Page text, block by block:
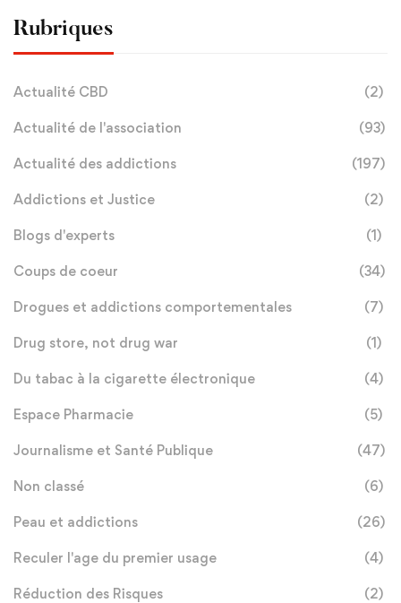
Rubriques
Actualité CBD (2)
Actualité de l'association (93)
Actualité des addictions (197)
Addictions et Justice (2)
Blogs d'experts (1)
Coups de coeur (34)
Drogues et addictions comportementales (7)
Drug store, not drug war (1)
Du tabac à la cigarette électronique (4)
Espace Pharmacie (5)
Journalisme et Santé Publique (47)
Non classé (6)
Peau et addictions (26)
Reculer l'age du premier usage (4)
Réduction des Risques (2)